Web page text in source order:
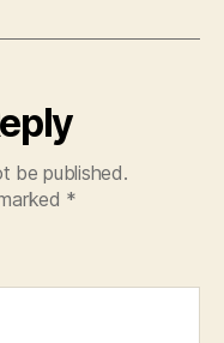
be published.
*